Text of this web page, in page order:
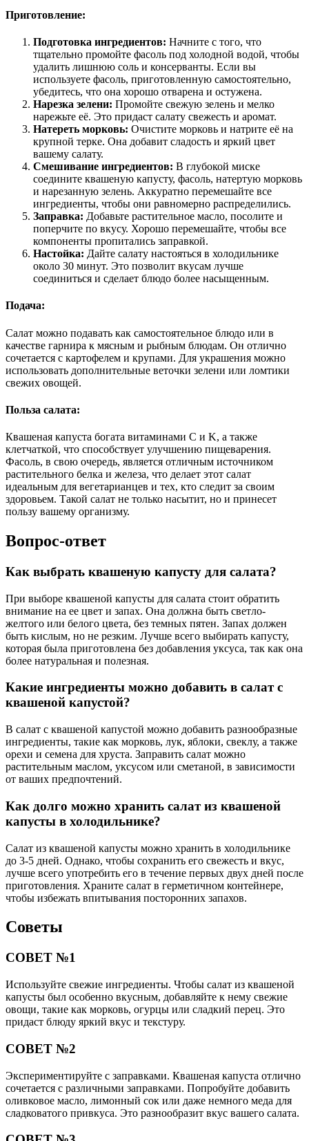
Приготовление:
Подготовка ингредиентов: Начните с того, что
тщательно промойте фасоль под холодной водой, чтобы
удалить лишнюю соль и консерванты. Если вы
используете фасоль, приготовленную самостоятельно,
убедитесь, что она хорошо отварена и остужена.
Нарезка зелени: Промойте свежую зелень и мелко
нарежьте её. Это придаст салату свежесть и аромат.
Натереть морковь: Очистите морковь и натрите её на
крупной терке. Она добавит сладость и яркий цвет
вашему салату.
Смешивание ингредиентов: В глубокой миске
соедините квашеную капусту, фасоль, натертую морковь
и нарезанную зелень. Аккуратно перемешайте все
ингредиенты, чтобы они равномерно распределились.
Заправка: Добавьте растительное масло, посолите и
поперчите по вкусу. Хорошо перемешайте, чтобы все
компоненты пропитались заправкой.
Настойка: Дайте салату настояться в холодильнике
около 30 минут. Это позволит вкусам лучше
соединиться и сделает блюдо более насыщенным.
Подача:
Салат можно подавать как самостоятельное блюдо или в
качестве гарнира к мясным и рыбным блюдам. Он отлично
сочетается с картофелем и крупами. Для украшения можно
использовать дополнительные веточки зелени или ломтики
свежих овощей.
Польза салата:
Квашеная капуста богата витаминами C и K, а также
клетчаткой, что способствует улучшению пищеварения.
Фасоль, в свою очередь, является отличным источником
растительного белка и железа, что делает этот салат
идеальным для вегетарианцев и тех, кто следит за своим
здоровьем. Такой салат не только насытит, но и принесет
пользу вашему организму.
Вопрос-ответ
Как выбрать квашеную капусту для салата?
При выборе квашеной капусты для салата стоит обратить
внимание на ее цвет и запах. Она должна быть светло-
желтого или белого цвета, без темных пятен. Запах должен
быть кислым, но не резким. Лучше всего выбирать капусту,
которая была приготовлена без добавления уксуса, так как она
более натуральная и полезная.
Какие ингредиенты можно добавить в салат с
квашеной капустой?
В салат с квашеной капустой можно добавить разнообразные
ингредиенты, такие как морковь, лук, яблоки, свеклу, а также
орехи и семена для хруста. Заправить салат можно
растительным маслом, уксусом или сметаной, в зависимости
от ваших предпочтений.
Как долго можно хранить салат из квашеной
капусты в холодильнике?
Салат из квашеной капусты можно хранить в холодильнике
до 3-5 дней. Однако, чтобы сохранить его свежесть и вкус,
лучше всего употребить его в течение первых двух дней после
приготовления. Храните салат в герметичном контейнере,
чтобы избежать впитывания посторонних запахов.
Советы
СОВЕТ №1
Используйте свежие ингредиенты. Чтобы салат из квашеной
капусты был особенно вкусным, добавляйте к нему свежие
овощи, такие как морковь, огурцы или сладкий перец. Это
придаст блюду яркий вкус и текстуру.
СОВЕТ №2
Экспериментируйте с заправками. Квашеная капуста отлично
сочетается с различными заправками. Попробуйте добавить
оливковое масло, лимонный сок или даже немного меда для
сладковатого привкуса. Это разнообразит вкус вашего салата.